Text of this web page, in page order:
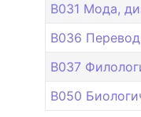
B031 Мода,
B036
B037
B050